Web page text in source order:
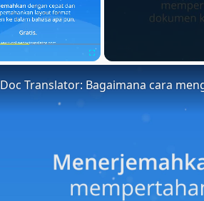
Doc Translator: Bagaimana cara